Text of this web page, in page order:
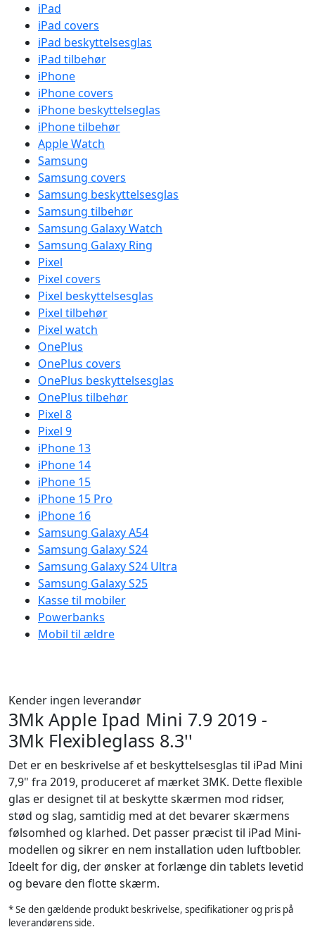
iPad
iPad covers
iPad beskyttelsesglas
iPad tilbehør
iPhone
iPhone covers
iPhone beskyttelseglas
iPhone tilbehør
Apple Watch
Samsung
Samsung covers
Samsung beskyttelsesglas
Samsung tilbehør
Samsung Galaxy Watch
Samsung Galaxy Ring
Pixel
Pixel covers
Pixel beskyttelsesglas
Pixel tilbehør
Pixel watch
OnePlus
OnePlus covers
OnePlus beskyttelsesglas
OnePlus tilbehør
Pixel 8
Pixel 9
iPhone 13
iPhone 14
iPhone 15
iPhone 15 Pro
iPhone 16
Samsung Galaxy A54
Samsung Galaxy S24
Samsung Galaxy S24 Ultra
Samsung Galaxy S25
Kasse til mobiler
Powerbanks
Mobil til ældre
Kender ingen leverandør
3Mk Apple Ipad Mini 7.9 2019 -
3Mk Flexibleglass 8.3''
Det er en beskrivelse af et beskyttelsesglas til iPad Mini
7,9" fra 2019, produceret af mærket 3MK. Dette flexible
glas er designet til at beskytte skærmen mod ridser,
stød og slag, samtidig med at det bevarer skærmens
følsomhed og klarhed. Det passer præcist til iPad Mini-
modellen og sikrer en nem installation uden luftbobler.
Ideelt for dig, der ønsker at forlænge din tablets levetid
og bevare den flotte skærm.
* Se den gældende produkt beskrivelse, specifikationer og pris på
leverandørens side.